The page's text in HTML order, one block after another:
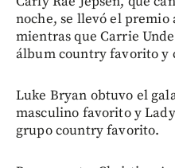
noche, se llevó el
mientras que Carrie
álbum country favorito y
Luke Bryan obtuvo el
masculino favorito y
grupo country favorito.